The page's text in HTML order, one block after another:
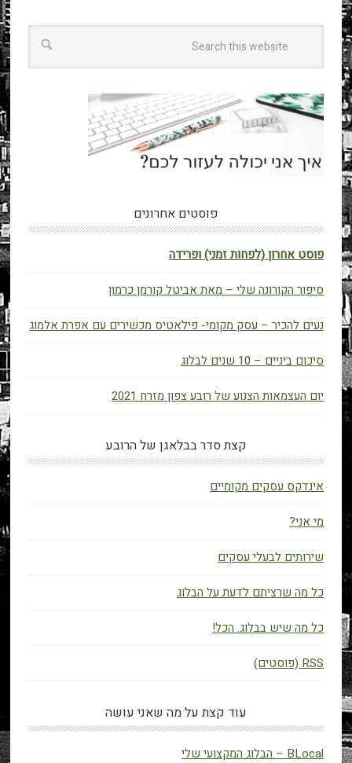
פוסטים אחרונים
פוסט אחרון (לפחות זמני) ופרידה
סיפור הקורונה שלי – מאת אביטל קורמן כרמון
נעים להכיר – עסק מקומי- פילאטיס מכשירים עם אפרת אלמוג
סיכום ביניים – 10 שנים לבלוג
יום העצמאות הצנוע של רובע צפון מזרח 2021
קצת סדר בבלאגן של הרובע
אינדקס עסקים מקומיים
מי אני?
שירותים לבעלי עסקים
כל מה שרציתם לדעת על הבלוג
כל מה שיש בבלוג. הכל!
RSS (פוסטים)
עוד קצת על מה שאני עושה
BLocal – הבלוג המקצועי שלי